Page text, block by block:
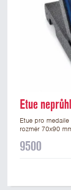
Etue
Etue pro
rozměr 70x90
významné
9500